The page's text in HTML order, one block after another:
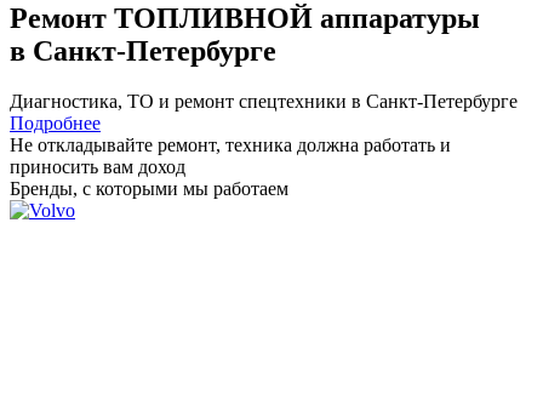
Ремонт ТОПЛИВНОЙ аппаратуры
в Санкт-Петербурге
Диагностика, ТО и ремонт спецтехники в Санкт-Петербурге
Подробнее
Не откладывайте ремонт, техника должна работать и
приносить вам доход
Бренды, с которыми мы работаем